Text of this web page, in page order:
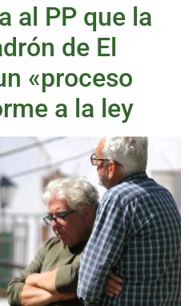
al PP que la
de El
«proceso
a la ley